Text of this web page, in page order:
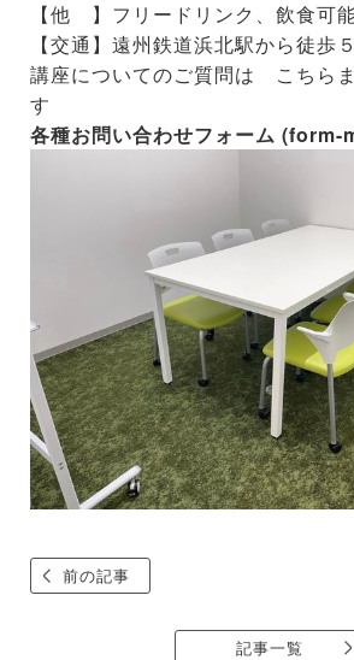
【他 】フリードリンク、飲食可
【交通】遠州鉄道浜北駅から徒歩
講座についてのご質問は こちら
す
各種お問い合わせフォーム
前の記事
記事一覧